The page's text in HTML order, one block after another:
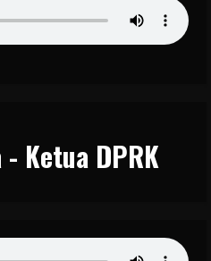
Ketua DPRK